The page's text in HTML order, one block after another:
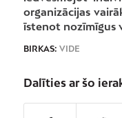
organizācijas
īstenot nozīmīgus
BIRKAS: VIDE
Dalīties ar šo